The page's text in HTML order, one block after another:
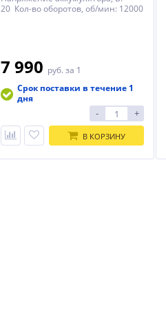
20 Кол-во оборотов, об/мин: 12000
7 990 руб. за 1
Срок поставки в течение 1
дня
- +
В КОРЗИНУ